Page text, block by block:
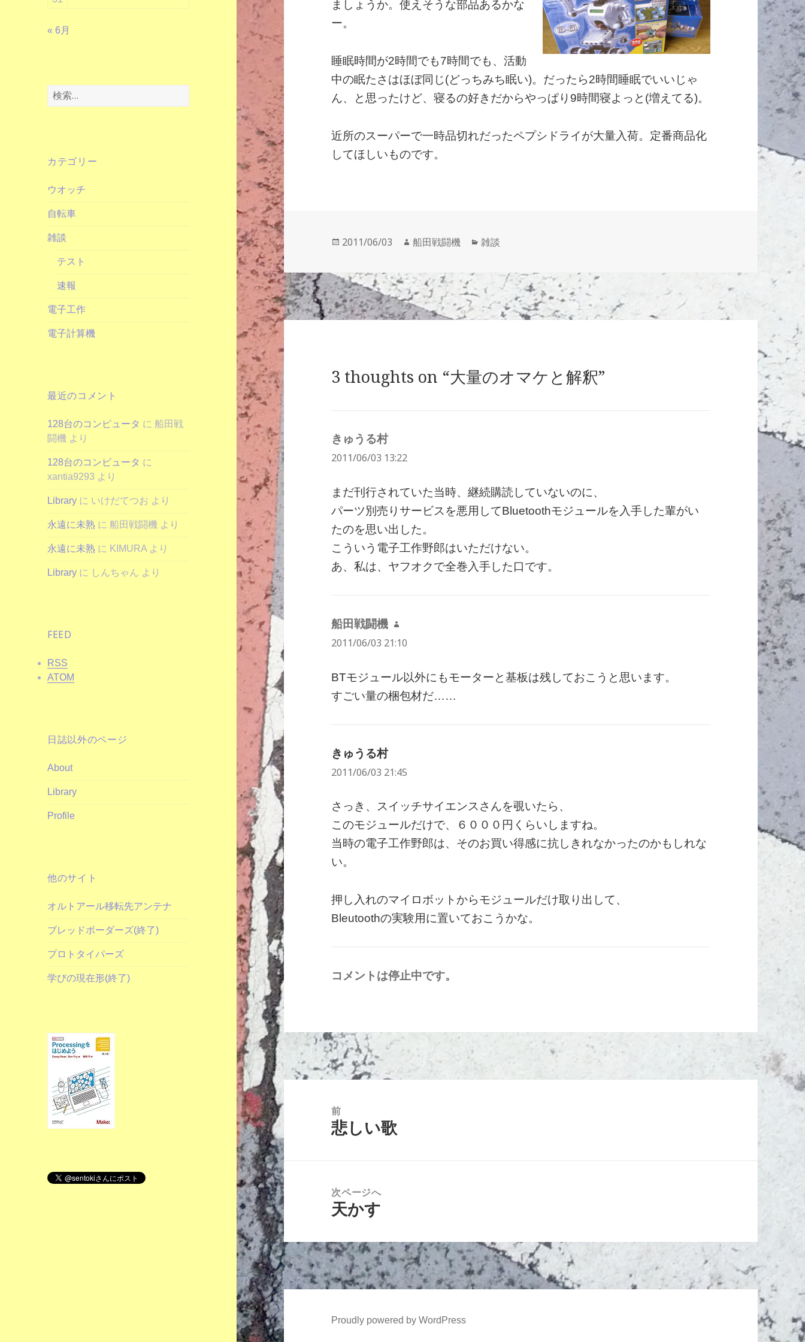
« 6月
検
索:
カテゴリー
ウオッチ
自転車
雑談
テスト
速報
電子工作
電子計算機
最近のコメント
128台のコンピュータ に船田戦
闘機 より
128台のコンピュータ に
xantia9293 より
Library に いけだてつお より
永遠に未熟 に船田戦闘機 より
永遠に未熟 に KIMURA より
Library に しんちゃん より
FEED
RSS
ATOM
日誌以外のページ
About
Library
Profile
他のサイト
オルトアール移転先アンテナ
ブレッドボーダーズ(終了)
プロトタイパーズ
学びの現在形(終了)
ましょうか。使えそうな部品あるかな
ー。
睡眠時間が2時間でも7時間でも、活動
中の眠たさはほぼ同じ(どっちみち眠い)。だったら2時間睡眠でいいじゃ
ん、と思ったけど、寝るの好きだからやっぱり9時間寝よっと(増えてる)。
近所のスーパーで一時品切れだったペプシドライが大量入荷。定番商品化
してほしいものです。
投
日:
2011/06/03
作
船田戦闘機
カ
リ
雑談
3 thoughts on “大量のオマケと解釈”
きゅうる村よ
り:
2011/06/03 13:22
まだ刊行されていた当時、継続購読していないのに、
パーツ別売りサービスを悪用してBluetoothモジュールを入手した輩がい
たのを思い出した。
こういう電子工作野郎はいただけない。
あ、私は、ヤフオクで全巻入手した口です。
船田戦闘機
よ
り:
2011/06/03 21:10
BTモジュール以外にもモーターと基板は残しておこうと思います。
すごい量の梱包材だ……
きゅうる村よ
り:
2011/06/03 21:45
さっき、スイッチサイエンスさんを覗いたら、
このモジュールだけで、６０００円くらいしますね。
当時の電子工作野郎は、そのお買い得感に抗しきれなかったのかもしれな
い。
押し入れのマイロボットからモジュールだけ取り出して、
Bleutoothの実験用に置いておこうかな。
コメントは停止中です。
稿
ビ
ゲ
ー
シ
ョ
ン
前
前
悲しい歌
次ページへ
次
投
稿:
天かす
Proudly powered by WordPress